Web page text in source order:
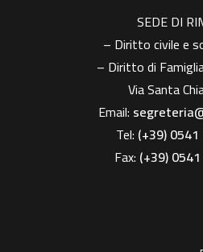
SEDE DI
– Diritto civile e
– Diritto di
Via Santa
Email:
Tel: (+39)
Fax: (+39)